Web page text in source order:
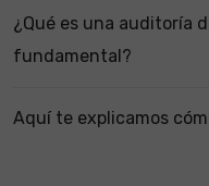
¿Qué es una auditoría
fundamental?
Aquí te explicamos